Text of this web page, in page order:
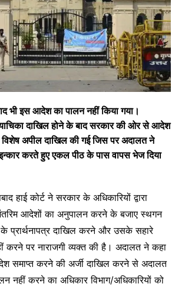
भी इस आदेश का पालन नहीं किया गया।
दाखिल होने के बाद सरकार की ओर से आदेश
अपील दाखिल की गई जिस पर अदालत ने
करते हुए एकल पीठ के पास वापस भेज दिया
हाई कोर्ट ने सरकार के अधिकारियों द्वारा
आदेशों का अनुपालन करने के बजाए स्थगन
प्रार्थनापत्र दाखिल करने और उसके सहारे
करने पर नाराजगी व्यक्त की है। अदालत ने कहा
समाप्त करने की अर्जी दाखिल करने से अदालत
करने का अधिकार विभाग/अधिकारियों को